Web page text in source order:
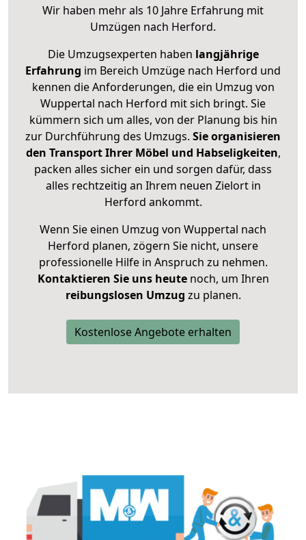
Wir haben mehr als 10 Jahre Erfahrung mit
Umzügen nach Herford.
Die Umzugsexperten haben langjährige
Erfahrung im Bereich Umzüge nach Herford und
kennen die Anforderungen, die ein Umzug von
Wuppertal nach Herford mit sich bringt. Sie
kümmern sich um alles, von der Planung bis hin
zur Durchführung des Umzugs. Sie organisieren
den Transport Ihrer Möbel und Habseligkeiten,
packen alles sicher ein und sorgen dafür, dass
alles rechtzeitig an Ihrem neuen Zielort in
Herford ankommt.
Wenn Sie einen Umzug von Wuppertal nach
Herford planen, zögern Sie nicht, unsere
professionelle Hilfe in Anspruch zu nehmen.
Kontaktieren Sie uns heutenoch, um Ihren
reibungslosen Umzug zu planen.
Kostenlose Angebote erhalten